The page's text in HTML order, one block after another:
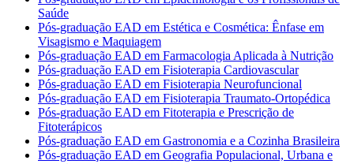
Saúde
Pós-graduação EAD em Estética e Cosmética: Ênfase em
Visagismo e Maquiagem
Pós-graduação EAD em Farmacologia Aplicada à Nutrição
Pós-graduação EAD em Fisioterapia Cardiovascular
Pós-graduação EAD em Fisioterapia Neurofuncional
Pós-graduação EAD em Fisioterapia Traumato-Ortopédica
Pós-graduação EAD em Fitoterapia e Prescrição de
Fitoterápicos
Pós-graduação EAD em Gastronomia e a Cozinha Brasileira
Pós-graduação EAD em Geografia Populacional, Urbana e